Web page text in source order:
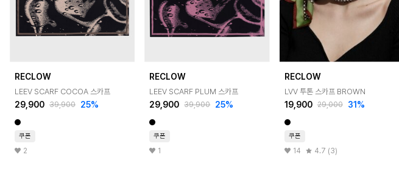
RECLOW
LEEV SCARF COCOA 스카프
29,900 39,900 25%
쿠폰
2
RECLOW
LEEV SCARF PLUM 스카프
29,900 39,900 25%
쿠폰
1
RECLOW
LVV 투톤 스카프 BROWN
19,900 29,000 31%
쿠폰
14 4.7 (3)